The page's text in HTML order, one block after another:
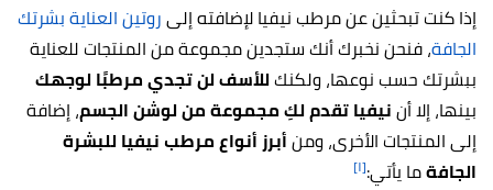
إذا كنت تبحثين عن مرطب نيفيا لإضافته إلىروتين العناية بشرتك
الجافة، فنحن نخبرك أنك ستجدين مجموعة من المنتجات للعناية
ببشرتك حسب نوعها، ولكنكللأسف لن تجدي مرطبًا لوجهك
بينها، إلا أننيفيا تقدم لكِ مجموعة من لوشن الجسم، إضافة
إلى المنتجات الأخرى، ومنأبرز أنواع مرطب نيفيا للبشرة
الجافةما يأتي:[١]